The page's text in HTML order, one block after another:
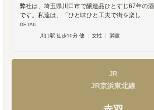
弊社は、埼玉県川口市で醸造品ひとすじ67年の
です。私達は、「ひと味ひと工夫で街を楽し
DETAIL :
川口駅 徒歩10分 他
女性 満室
JR
JR京浜東北線